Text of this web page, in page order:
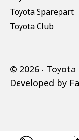
Toyota Sparepart
Toyota Club
© 2026 ‧ Toyota
Developed by